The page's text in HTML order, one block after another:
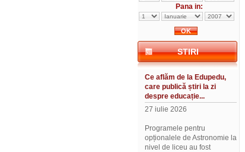
Pana in:
STIRI
Ce aflăm de la Edupedu,
care publică știri la zi
despre educație...
27 iulie 2026
Programele pentru
opționalele de Astronomie la
nivel de liceu au fost